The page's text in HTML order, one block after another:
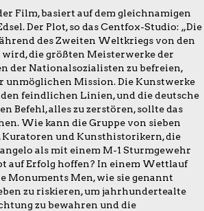
Film, basiert auf dem gleichnamigen
Der Plot, so das Centfox-Studio: „Die
des Zweiten Weltkriegs von den
die größten Meisterwerke der
der Nationalsozialisten zu befreien,
unmöglichen Mission. Die Kunstwerke
feindlichen Linien, und die deutsche
Befehl, alles zu zerstören, sollte das
Wie kann die Gruppe von sieben
Kuratoren und Kunsthistorikern, die
als mit einem M-1 Sturmgewehr
auf Erfolg hoffen? In einem Wettlauf
Monuments Men, wie sie genannt
zu riskieren, um jahrhundertealte
zu bewahren und die